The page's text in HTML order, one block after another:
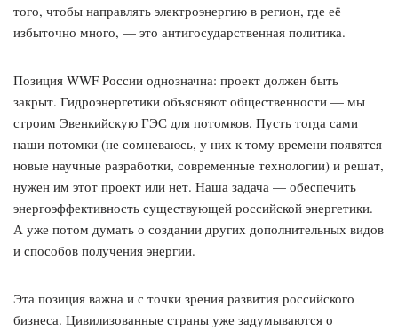
того, чтобы направлять электроэнергию в регион, где её
избыточно много, — это антигосударственная политика.
Позиция WWF России однозначна: проект должен быть
закрыт. Гидроэнергетики объясняют общественности — мы
строим Эвенкийскую ГЭС для потомков. Пусть тогда сами
наши потомки (не сомневаюсь, у них к тому времени появятся
новые научные разработки, современные технологии) и решат,
нужен им этот проект или нет. Наша задача — обеспечить
энергоэффективность существующей российской энергетики.
А уже потом думать о создании других дополнительных видов
и способов получения энергии.
Эта позиция важна и с точки зрения развития российского
бизнеса. Цивилизованные страны уже задумываются о